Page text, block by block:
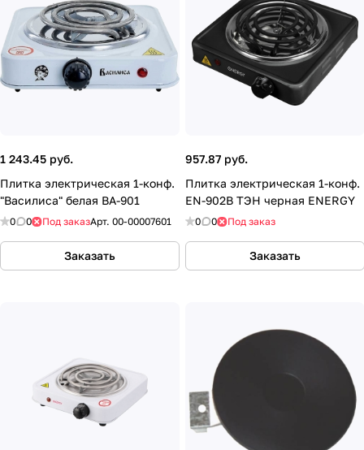
1 243.45 руб.
Плитка электрическая 1-конф.
"Василиса" белая ВА-901
0 0 Под заказАрт. 00-00007601
Заказать
957.87 руб.
Плитка электрическая 1-конф.
EN-902B ТЭН черная ENERGY
0 0 Под заказ
Заказать